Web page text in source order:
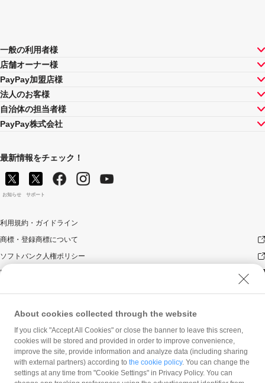
一般の利用者様
店舗オーナー様
PayPay加盟店様
法人のお客様
自治体の担当者様
PayPay株式会社
最新情報をチェック！
お知らせ サポート
利用規約・ガイドライン
商標・登録商標について
ソフトバンク人権ポリシー
PayPay Code of Ethics & Business Conduct
ウェブサイト利用規約
反社会的勢力に対する方針
勧誘方針
About cookies collected through the website
If you click "Accept All Cookies" or close the banner to leave this screen,
cookies will be stored and provided in order to improve convenience,
improve the site, provide information and analyze data (including sharing
with external partners) according to the cookie policy. You can change the
settings at any time from "Cookie Settings" in Privacy Policy. You can